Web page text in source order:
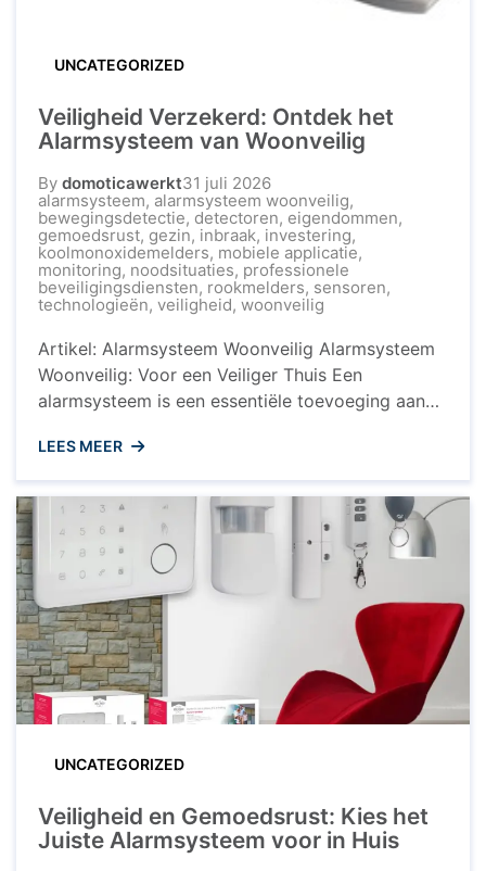
UNCATEGORIZED
Veiligheid Verzekerd: Ontdek het
Alarmsysteem van Woonveilig
By domoticawerkt31 juli 2026
alarmsysteem, alarmsysteem woonveilig,
bewegingsdetectie, detectoren, eigendommen,
gemoedsrust, gezin, inbraak, investering,
koolmonoxidemelders, mobiele applicatie,
monitoring, noodsituaties, professionele
beveiligingsdiensten, rookmelders, sensoren,
technologieën, veiligheid, woonveilig
Artikel: Alarmsysteem Woonveilig Alarmsysteem
Woonveilig: Voor een Veiliger Thuis Een
alarmsysteem is een essentiële toevoeging aan
eigendommen te waarborgen. Woonveilig biedt
een geavanceerd alarmsysteem dat zorgt voor
gemoedsrust en bescherming tegen inbraak en
andere noodsituaties. Waarom Kiezen voor
Alarmsysteem Woonveilig? Het alarmsysteem van
Woonveilig is eenvoudig ...
LEES MEER
UNCATEGORIZED
Veiligheid en Gemoedsrust: Kies het
Juiste Alarmsysteem voor in Huis